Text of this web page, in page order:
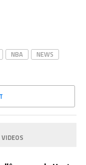
NBA
NEWS
VIDEOS